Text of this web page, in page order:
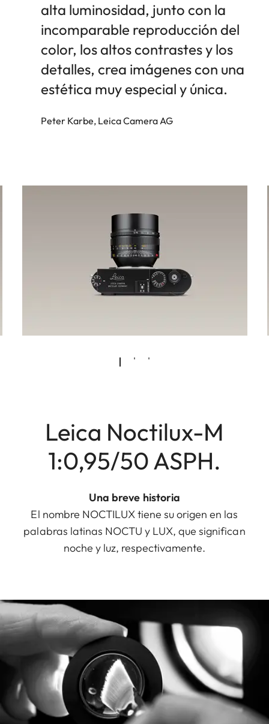
alta luminosidad, junto con la
incomparable reproducción del
color, los altos contrastes y los
detalles, crea imágenes con una
estética muy especial y única.
Peter Karbe, Leica Camera AG
Leica Noctilux-M
1:0,95/50 ASPH.
Una breve historia
El nombre NOCTILUX tiene su origen en las
palabras latinas NOCTU y LUX, que significan
noche y luz, respectivamente.